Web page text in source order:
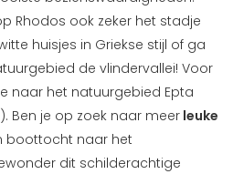
Rhodos ook zeker het stadje
huisjes in Griekse stijl of ga
de vlindervallei! Voor
naar het natuurgebied Epta
Ben je op zoek naar meerleuke
boottocht naar het
dit schilderachtige